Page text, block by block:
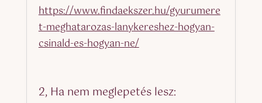
https://www.findaekszer.hu/gyurumere
t-meghatarozas-lanykereshez-hogyan-
csinald-es-hogyan-ne/
2, Ha nem meglepetés lesz: